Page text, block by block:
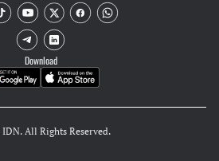
Download
IDN. All Rights Reserved.